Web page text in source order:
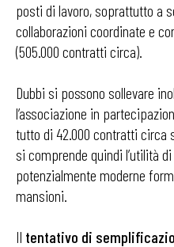
posti di lavoro, soprattutto a
collaborazioni coordinate e
(505.000 contratti circa).
Dubbi si possono sollevare
l’associazione in
tutto di 42.000 contratti circa
si comprende quindi l’utilità
potenzialmente moderne
mansioni.
Il tentativo di